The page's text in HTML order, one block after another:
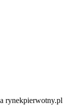
rynekpierwotny.pl